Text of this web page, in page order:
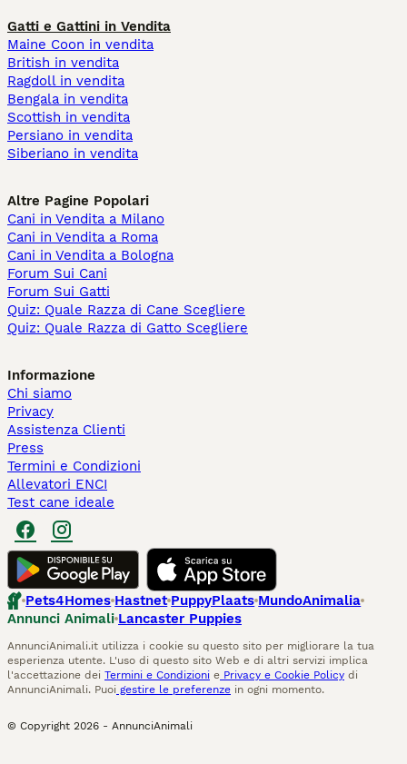
Gatti e Gattini in Vendita
Maine Coon in vendita
British in vendita
Ragdoll in vendita
Bengala in vendita
Scottish in vendita
Persiano in vendita
Siberiano in vendita
Altre Pagine Popolari
Cani in Vendita a Milano
Cani in Vendita a Roma
Cani in Vendita a Bologna
Forum Sui Cani
Forum Sui Gatti
Quiz: Quale Razza di Cane Scegliere
Quiz: Quale Razza di Gatto Scegliere
Informazione
Chi siamo
Privacy
Assistenza Clienti
Press
Termini e Condizioni
Allevatori ENCI
Test cane ideale
Pets4Homes Hastnet PuppyPlaats MundoAnimalia
Annunci Animali Lancaster Puppies
AnnunciAnimali.it utilizza i cookie su questo sito per migliorare la tua
esperienza utente. L'uso di questo sito Web e di altri servizi implica
l'accettazione dei Termini e Condizioni e Privacy e Cookie Policy di
AnnunciAnimali. Puoi gestire le preferenze in ogni momento.
© Copyright 2026 - AnnunciAnimali